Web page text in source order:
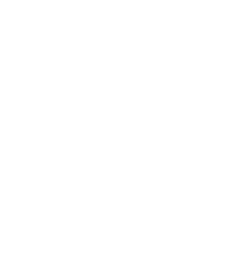
su anterior puesto
seguirán
conocer cómo se